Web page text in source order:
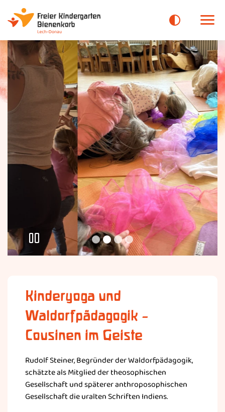
Kinderyoga und
Waldorfpädagogik –
Cousinen im Geiste
Rudolf Steiner, Begründer der Waldorfpädagogik,
schätzte als Mitglied der theosophischen
Gesellschaft und späterer anthroposophischen
Gesellschaft die uralten Schriften Indiens.